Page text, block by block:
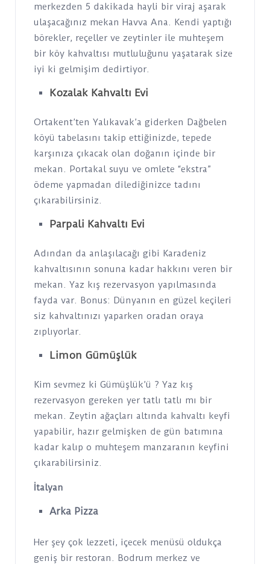
merkezden 5 dakikada hayli bir viraj aşarak
ulaşacağınız mekan Havva Ana. Kendi yaptığı
börekler, reçeller ve zeytinler ile muhteşem
bir köy kahvaltısı mutluluğunu yaşatarak size
iyi ki gelmişim dedirtiyor.
Kozalak Kahvaltı Evi
Ortakent’ten Yalıkavak’a giderken Dağbelen
köyü tabelasını takip ettiğinizde, tepede
karşınıza çıkacak olan doğanın içinde bir
mekan. Portakal suyu ve omlete “ekstra”
ödeme yapmadan dilediğinizce tadını
çıkarabilirsiniz.
Parpali Kahvaltı Evi
Adından da anlaşılacağı gibi Karadeniz
kahvaltısının sonuna kadar hakkını veren bir
mekan. Yaz kış rezervasyon yapılmasında
fayda var. Bonus: Dünyanın en güzel keçileri
siz kahvaltınızı yaparken oradan oraya
zıplıyorlar.
Limon Gümüşlük
Kim sevmez ki Gümüşlük’ü ? Yaz kış
rezervasyon gereken yer tatlı tatlı mı bir
mekan. Zeytin ağaçları altında kahvaltı keyfi
yapabilir, hazır gelmişken de gün batımına
kadar kalıp o muhteşem manzaranın keyfini
çıkarabilirsiniz.
İtalyan
Arka Pizza
Her şey çok lezzeti, içecek menüsü oldukça
geniş bir restoran. Bodrum merkez ve